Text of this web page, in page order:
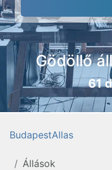
Gödöllő
61
BudapestAllas
Állások